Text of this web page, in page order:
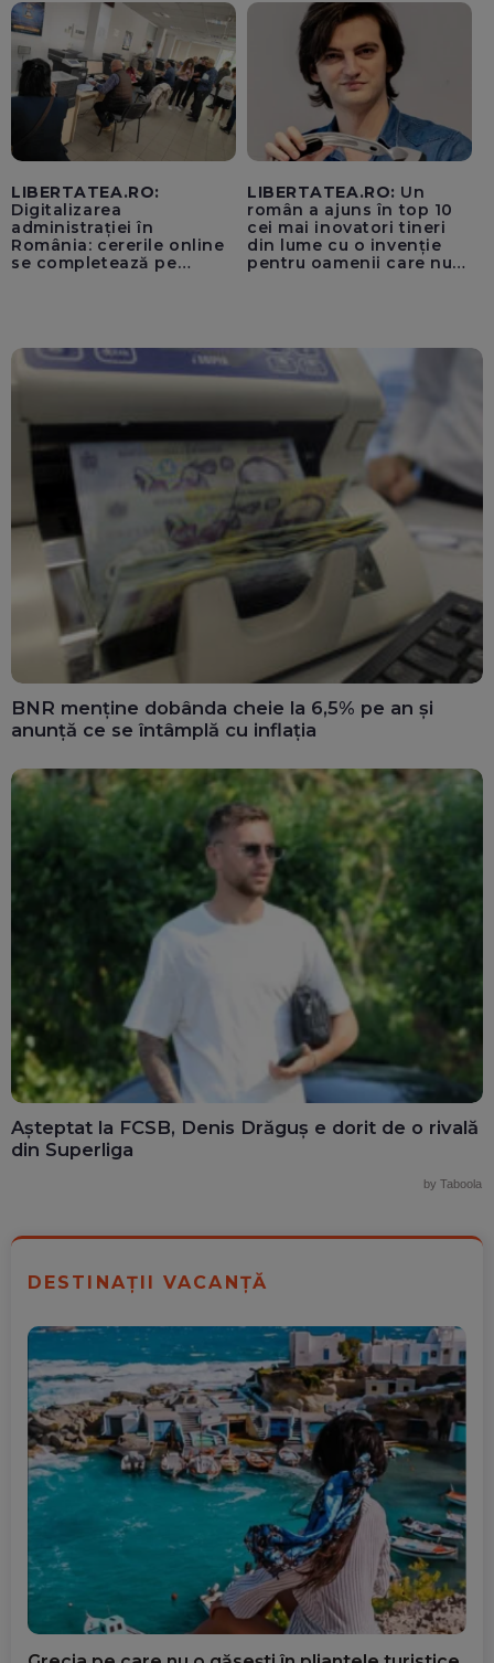
„cenzurii” pe platforma X
LIBERTATEA.RO:
Digitalizarea
administrației în
România: cererile online
se completează pe
LIBERTATEA.RO: Un
român a ajuns în top 10
cei mai inovatori tineri
din lume cu o invenție
pentru oamenii care nu
BNR menține dobânda cheie la 6,5% pe an și
anunță ce se întâmplă cu inflația
Așteptat la FCSB, Denis Drăguș e dorit de o rivală
din Superliga
by Taboola
DESTINAȚII VACANȚĂ